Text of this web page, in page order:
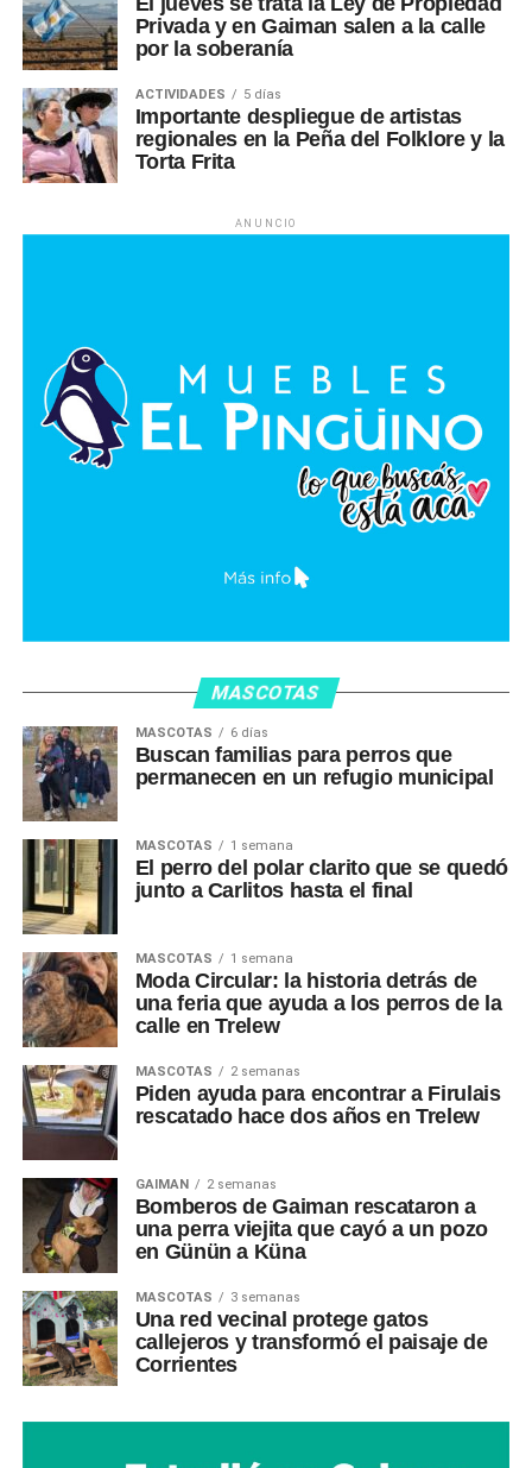
Privada y en Gaiman salen a la calle
por la soberanía
ACTIVIDADES 5 días
Importante despliegue de artistas
regionales en la Peña del Folklore y la
Torta Frita
ANUNCIO
MASCOTAS
MASCOTAS 6 días
Buscan familias para perros que
permanecen en un refugio municipal
MASCOTAS 1 semana
El perro del polar clarito que se quedó
junto a Carlitos hasta el final
MASCOTAS 1 semana
Moda Circular: la historia detrás de
una feria que ayuda a los perros de la
calle en Trelew
MASCOTAS 2 semanas
Piden ayuda para encontrar a Firulais
rescatado hace dos años en Trelew
GAIMAN 2 semanas
Bomberos de Gaiman rescataron a
una perra viejita que cayó a un pozo
en Günün a Küna
MASCOTAS 3 semanas
Una red vecinal protege gatos
callejeros y transformó el paisaje de
Corrientes